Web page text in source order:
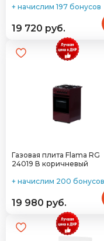
+ начислим 197 бонусов
19 720 руб.
Газовая плита Flama RG
24019 В коричневый
+ начислим 200 бонусов
19 980 руб.